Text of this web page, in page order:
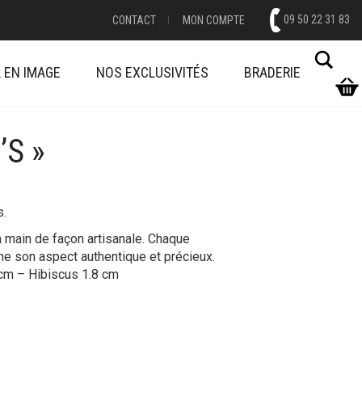
CONTACT MON COMPTE 09 50 22 31 83
IMAGE NOS EXCLUSIVITÉS BRADERIE
»
de façon artisanale. Chaque
son aspect authentique et précieux.
– Hibiscus 1.8 cm